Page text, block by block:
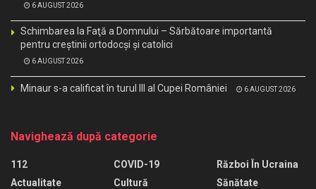
6 AUGUST 2026
Schimbarea la Faţă a Domnului – Sărbătoare importantă
pentru creştinii ortodocşi şi catolici
6 AUGUST 2026
Minaur s-a calificat în turul III al Cupei României 6 AUGUST 2026
Navighează după categorie
112
Actualitate
COVID-19
Cultură
Război În Ucraina
Sănătate